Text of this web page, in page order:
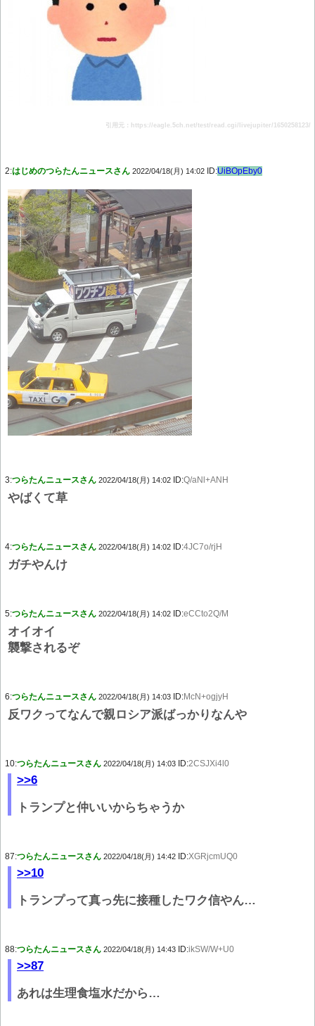
引用元：https://eagle.5ch.net/test/read.cgi/livejupiter/1650258123/
2:はじめのつらたんニュースさん 2022/04/18(月) 14:02 ID:UiBOpEby0
3:つらたんニュースさん 2022/04/18(月) 14:02 ID:Q/aNl+ANH
やばくて草
4:つらたんニュースさん 2022/04/18(月) 14:02 ID:4JC7o/rjH
ガチやんけ
5:つらたんニュースさん 2022/04/18(月) 14:02 ID:eCCto2Q/M
オイオイ
襲撃されるぞ
6:つらたんニュースさん 2022/04/18(月) 14:03 ID:McN+ogjyH
反ワクってなんで親ロシア派ばっかりなんや
10:つらたんニュースさん 2022/04/18(月) 14:03 ID:2CSJXi4l0
>>6
トランプと仲いいからちゃうか
87:つらたんニュースさん 2022/04/18(月) 14:42 ID:XGRjcmUQ0
>>10
トランプって真っ先に接種したワク信やん…
88:つらたんニュースさん 2022/04/18(月) 14:43 ID:ikSW/W+U0
>>87
あれは生理食塩水だから…